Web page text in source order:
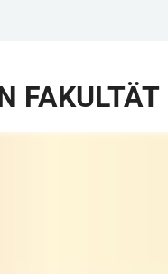
FAKULTÄT